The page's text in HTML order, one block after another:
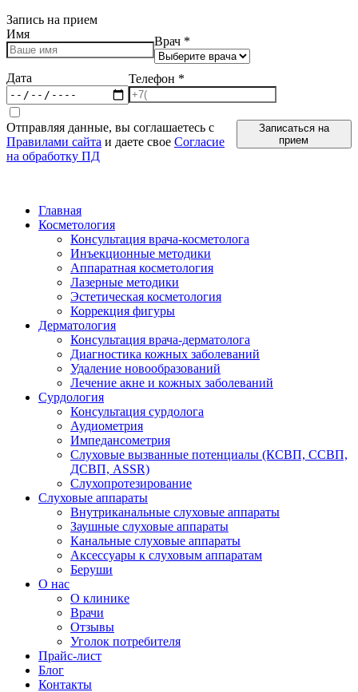
Запись на прием
Имя
Врач *
Дата Телефон *
Отправляя данные, вы соглашаетесь с
Правилами сайта и даете свое Согласие
на обработку ПД
Записаться на
прием
Главная
Косметология
Консультация врача-косметолога
Инъекционные методики
Аппаратная косметология
Лазерные методики
Эстетическая косметология
Коррекция фигуры
Дерматология
Консультация врача-дерматолога
Диагностика кожных заболеваний
Удаление новообразований
Лечение акне и кожных заболеваний
Сурдология
Консультация сурдолога
Аудиометрия
Импедансометрия
Слуховые вызванные потенциалы (КСВП, ССВП,
ДСВП, ASSR)
Слухопротезирование
Слуховые аппараты
Внутриканальные слуховые аппараты
Заушные слуховые аппараты
Канальные слуховые аппараты
Аксессуары к слуховым аппаратам
Беруши
О нас
О клинике
Врачи
Отзывы
Уголок потребителя
Прайс-лист
Блог
Контакты